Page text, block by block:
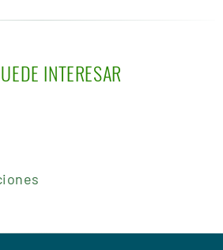
INTERESAR